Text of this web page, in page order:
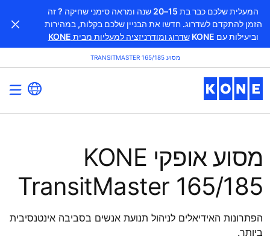
המעלית שלכם כבר בת 15–20 שנה ומראה סימני שחיקה ? זה
הזמן להתקדם לשדרוג. חדשו את הבניין שלכם בקלות, במהירות
וביעילות עם KONE
שדרוג ומודרניזציה למעליות מבית KONE
מסוע TRANSITMASTER 165/185
מסוע אופקי KONE
TransitMaster 165/185
הפתרונות האידיאלים לניהול תנועת אנשים בסביבה אינטנסיבית
ביותר.